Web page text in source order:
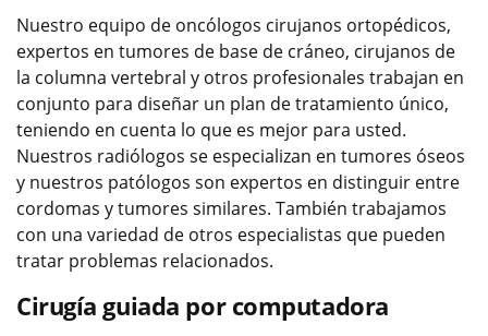
Nuestro equipo de oncólogos cirujanos ortopédicos,
expertos en tumores de base de cráneo, cirujanos de
la columna vertebral y otros profesionales trabajan en
conjunto para diseñar un plan de tratamiento único,
teniendo en cuenta lo que es mejor para usted.
Nuestros radiólogos se especializan en tumores óseos
y nuestros patólogos son expertos en distinguir entre
cordomas y tumores similares. También trabajamos
con una variedad de otros especialistas que pueden
tratar problemas relacionados.
Cirugía guiada por computadora